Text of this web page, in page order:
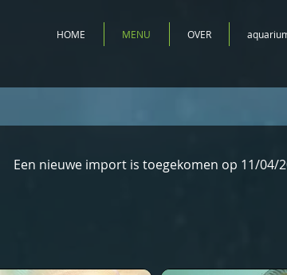
HOME MENU OVER
Een nieuwe import is toegekomen op 11/04/